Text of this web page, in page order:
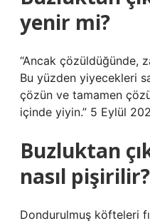
yenir mi?
“Ancak çözüldüğünde,
Bu yüzden yiyecekleri
çözün ve tamamen
içinde yiyin.” 5 Eylül
Buzluktan
nasıl pişirilir?
Dondurulmuş köfteleri